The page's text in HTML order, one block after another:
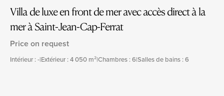
Villa de luxe en front de mer avec accès direct à la
mer à Saint-Jean-Cap-Ferrat
Price on request
Intérieur : -|Extérieur : 4 050 m²|Chambres : 6|Salles de bains : 6